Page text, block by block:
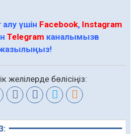
үшін Facebook, Instagram
Telegram каналымызға
желілерде бөлісіңіз: